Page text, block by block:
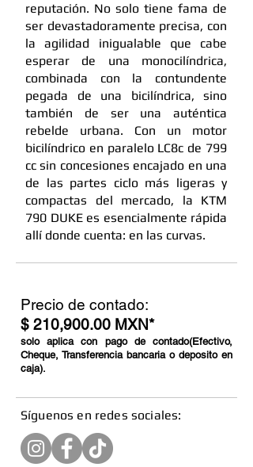
reputación. No solo tiene fama de
ser devastadoramente precisa, con
la agilidad inigualable que cabe
esperar de una monocilíndrica,
combinada con la contundente
pegada de una bicilíndrica, sino
también de ser una auténtica
rebelde urbana. Con un motor
bicilíndrico en paralelo LC8c de 799
cc sin concesiones encajado en una
de las partes ciclo más ligeras y
compactas del mercado, la KTM
790 DUKE es esencialmente rápida
allí donde cuenta: en las curvas.
Precio de contado:
$ 210,900.00 MXN*
solo aplica con pago de contado(Efectivo,
Cheque, Transferencia bancaria o deposito en
caja).
​Síguenos en redes sociales: